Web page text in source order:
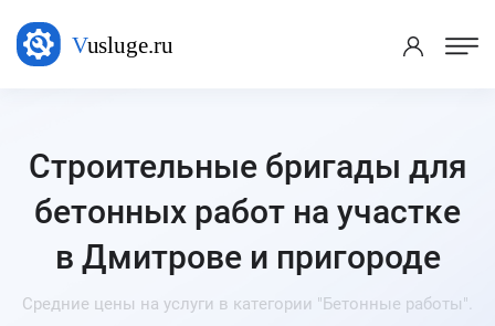
Строительные бригады для
бетонных работ на участке
в Дмитрове и пригороде
Средние цены на услуги в категории "Бетонные работы".